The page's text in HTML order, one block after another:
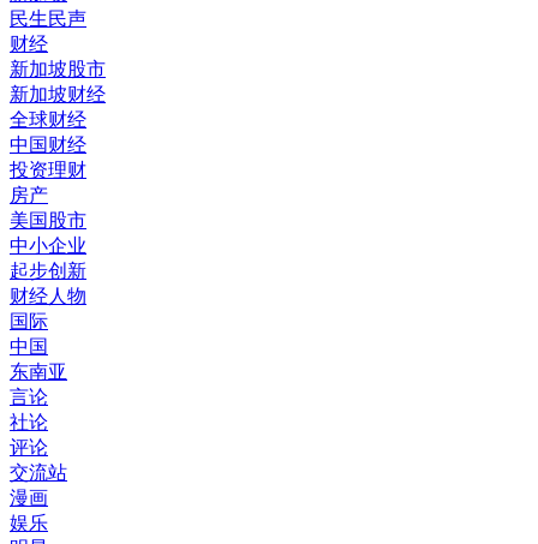
民生民声
财经
新加坡股市
新加坡财经
全球财经
中国财经
投资理财
房产
美国股市
中小企业
起步创新
财经人物
国际
中国
东南亚
言论
社论
评论
交流站
漫画
娱乐